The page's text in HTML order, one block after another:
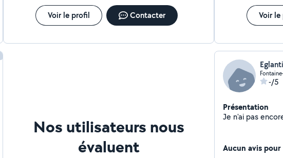
Voir le profil Contacter Voir
Nos utilisateurs nous
évaluent
-/5
Présentation
Aucun avis